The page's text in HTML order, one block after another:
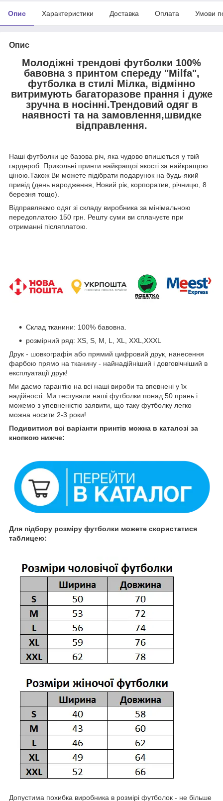
Опис Характеристики Доставка Оплата Умови
Опис
Молодіжні трендові футболки 100%
бавовна з принтом спереду "Milfa",
футболка в стилі Мілка, відмінно
витримують багаторазове прання і дуже
зручна в носінні.Трендовий одяг в
наявності та на замовлення,швидке
відправлення.
Наші футболки це базова річ, яка чудово впишеться у твій
гардероб. Прикольні принти найкращої якості за найкращою
ціною.Також Ви можете підібрати подарунок на будь-який
привід (день народження, Новий рік, корпоратив, річницю, 8
березня тощо).
Відправляємо одяг зі складу виробника за мінімальною
передоплатою 150 грн. Решту суми ви сплачуєте при
отриманні післяплатою.
Склад тканини: 100% бавовна.
розмірний ряд: XS, S, M, L, XL, XXL,XXXL
Друк - шовкографія або прямий цифровий друк, нанесення
фарбою прямо на тканину - найнадійніший і довговічніший в
експлуатації друк!
Ми даємо гарантію на всі наші вироби та впевнені у їх
надійності. Ми тестували наші футболки понад 50 прань і
можемо з упевненістю заявити, що таку футболку легко
можна носити 2-3 роки!
Подивитися всі варіанти принтів можна в каталозі за
кнопкою нижче:
Для підбору розміру футболки можете скористатися
таблицею:
Допустима похибка виробника в розмірі футболок - не більше